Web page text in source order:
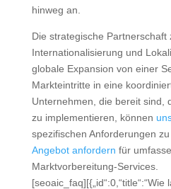
hinweg an.
Die strategische Partnerschaft
Internationalisierung und
globale Expansion von einer
Markteintritte in eine
Unternehmen, die bereit sind,
zu implementieren, können
spezifischen Anforderungen
Angebot anfordern für
Marktvorbereitung-Services.